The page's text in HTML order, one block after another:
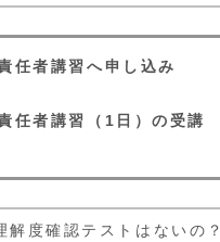
任者講習へ申し込み
任者講習（1日）の受講
解度確認テストはないの？